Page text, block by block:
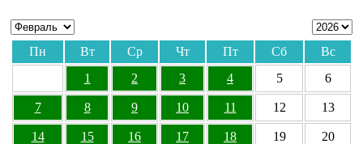
Пн Вт Ср Чт Пт Сб
Вс
1
2 3 4 5 6
7 8 9 10 11 12 13
14 15 16 17 18 19 20